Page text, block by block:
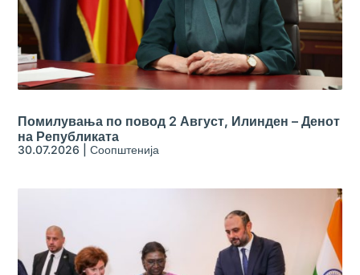
Помилувања по повод 2 Август, Илинден – Денот
на Републиката
30.07.2026 |Соопштенија